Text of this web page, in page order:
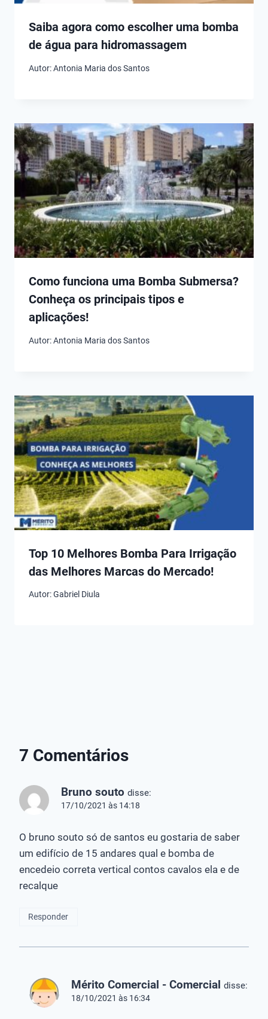
Saiba agora como escolher uma bomba
de água para hidromassagem
Autor:Antonia Maria dos Santos
Como funciona uma Bomba Submersa?
Conheça os principais tipos e
aplicações!
Autor:Antonia Maria dos Santos
Top 10 Melhores Bomba Para Irrigação
das Melhores Marcas do Mercado!
Autor:Gabriel Diula
Marcas!
7 Comentários
Bruno souto disse:
17/10/2021 às 14:18
O bruno souto só de santos eu gostaria de saber
um edifício de 15 andares qual e bomba de
encedeio correta vertical contos cavalos ela e de
recalque
Responder
Mérito Comercial - Comercial disse:
18/10/2021 às 16:34